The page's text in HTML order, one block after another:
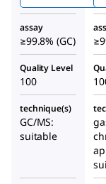
assay
≥99.8% (GC)
Quality Level
100
technique(s)
GC/MS:
suitable